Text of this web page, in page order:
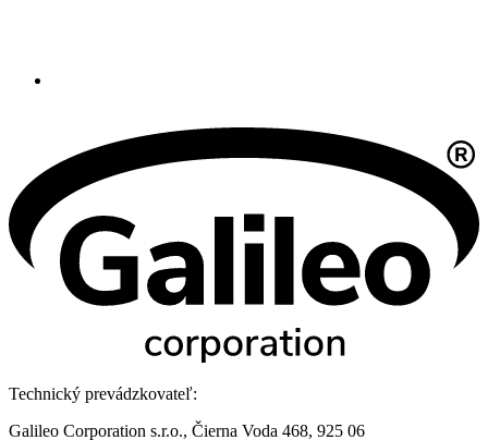
Technický prevádzkovateľ:
Galileo Corporation s.r.o., Čierna Voda 468, 925 06